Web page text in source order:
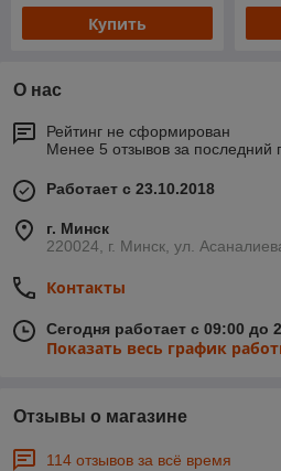
Купить
О нас
Рейтинг не сформирован
Менее 5 отзывов за последний
Работает с 23.10.2018
г. Минск
220024, г. Минск, ул.
Контакты
Сегодня работает с 09:00 до
Показать весь график
Отзывы о магазине
114 отзывов за всё время